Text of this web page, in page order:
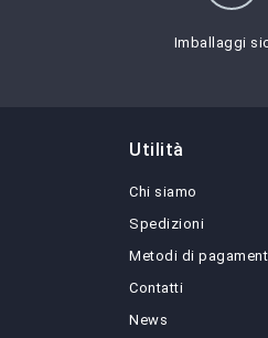
Imballaggi
Utilità
Chi siamo
Spedizioni
Metodi di
Contatti
News